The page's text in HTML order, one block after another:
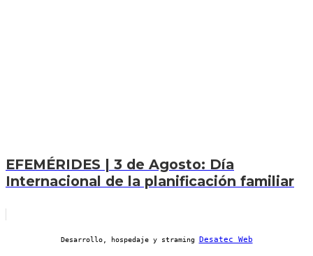
EFEMÉRIDES | 3 de Agosto: Día
Internacional de la planificación familiar
Desarrollo, hospedaje y straming Desatec Web